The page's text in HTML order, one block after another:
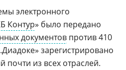
электронного
Контур» было передано
документов против 410
зарегистрировано
почти из всех отраслей.